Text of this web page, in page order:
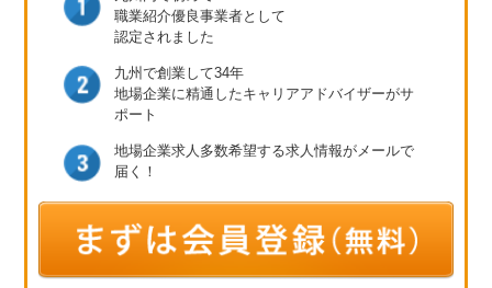
職業紹介優良事業者として
認定されました
九州で創業して34年
地場企業に精通したキャリアアドバイザーがサ
ポート
地場企業求人多数希望する求人情報がメールで
届く！